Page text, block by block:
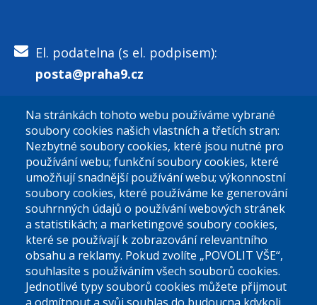
El. podatelna (s el. podpisem):
posta@praha9.cz
El. podatelna (bez el. podpisu):
podatelna@praha9.cz
Úřední dny:
Po a St: 08.00-12.00; 13.00-18.00
Na stránkách tohoto webu používáme vybrané
soubory cookies našich vlastních a třetích stran:
Nezbytné soubory cookies, které jsou nutné pro
používání webu; funkční soubory cookies, které
umožňují snadnější používání webu; výkonnostní
soubory cookies, které používáme ke generování
souhrnných údajů o používání webových stránek
a statistikách; a marketingové soubory cookies,
které se používají k zobrazování relevantního
obsahu a reklamy. Pokud zvolíte „POVOLIT VŠE“,
souhlasíte s používáním všech souborů cookies.
Jednotlivé typy souborů cookies můžete přijmout